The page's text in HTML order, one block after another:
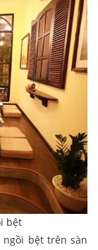
bệt
ngồi bệt trên sàn